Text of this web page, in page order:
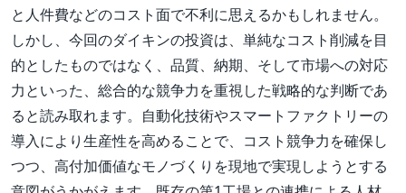
と人件費などのコスト面で不利に思えるかもしれません。
しかし、今回のダイキンの投資は、単純なコスト削減を目
的としたものではなく、品質、納期、そして市場への対応
力といった、総合的な競争力を重視した戦略的な判断であ
ると読み取れます。自動化技術やスマートファクトリーの
導入により生産性を高めることで、コスト競争力を確保し
つつ、高付加価値なモノづくりを現地で実現しようとする